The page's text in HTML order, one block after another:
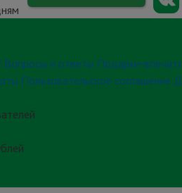
Вопросы и ответы Подарки-
Пользовательское соглашение